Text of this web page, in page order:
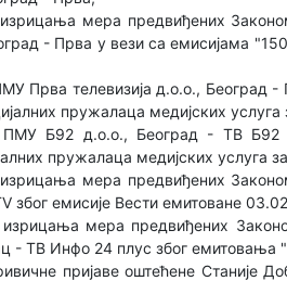
мера предвиђених
- Прва у вези са емисијaма
Прва телевизија д.о.о., Београд
пружалаца медијских услуга
ПМУ Б92 д.о.о., Београд - ТВ
пружалаца медијских услуга
мера предвиђених
емисије Вести емитоване
мера предвиђених
ТВ Инфо 24 плус због емитовања
пријаве оштећене Станије